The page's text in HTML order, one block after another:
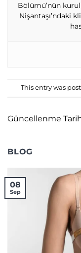
Bölümü’nün
Nişantaşı’ndaki
This entry was
Güncellenme
BLOG
08
Sep